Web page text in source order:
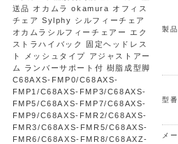
送品 オカムラ okamura オフィス
チェア Sylphy シルフィーチェア
オカムラシルフィーチェアー エク
ストラハイバック 固定ヘッドレス
ト メッシュタイプ アジャストアー
ム ランバーサポート付 樹脂成型脚
C68AXS-FMP0/C68AXS-
FMP1/C68AXS-FMP3/C68AXS-
FMP5/C68AXS-FMP7/C68AXS-
FMP9/C68AXS-FMR2/C68AXS-
FMR3/C68AXS-FMR5/C68AXS-
FMR6/C68AXS-FMR8/C68AXZ-
製
型
メ